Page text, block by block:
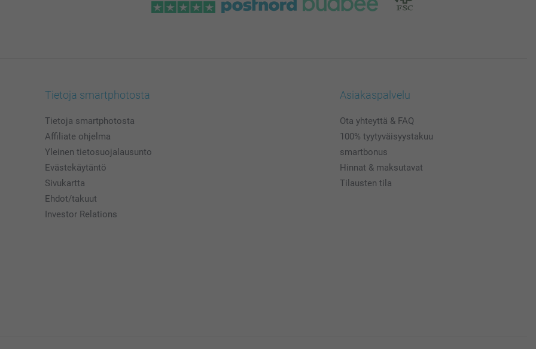
Tietoja smartphotosta
Tietoja smartphotosta
Affiliate ohjelma
Yleinen tietosuojalausunto
Evästekäytäntö
Sivukartta
Ehdot/takuut
Investor Relations
Asiakaspalvelu
Ota yhteyttä & FAQ
100% tyytyväisyystakuu
smartbonus
Hinnat & maksutavat
Tilausten tila